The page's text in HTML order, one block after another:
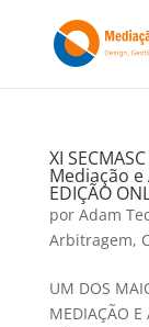
XI
Mediação
EDIÇÃO
por Adam
Arbitragem,
UM DOS
MEDIAÇÃO E